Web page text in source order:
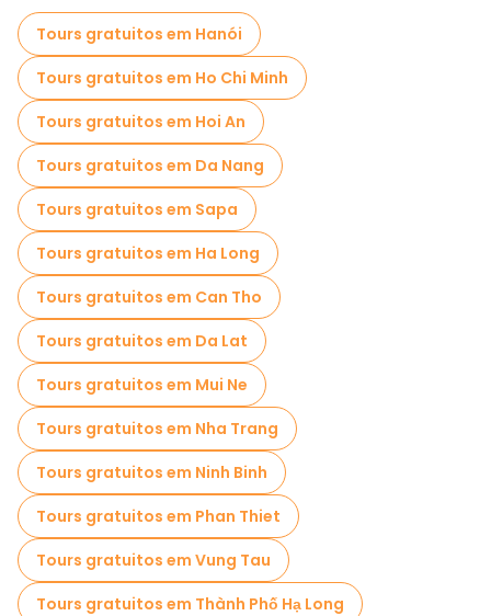
Visita guiada gratuita à cidade velha Matiz
Visitas de degustação locais em Matiz
Passeios gratuitos de um dia em Matiz
Passeios a pé noturnos gratuitos em Matiz
Passeios gastronômicos em Matiz
Passeios gratuitos perto The To Temple
Passeios gratuitos perto Imperial City
Passeios gratuitos perto Meridian Gate
Tours gratuitos em Hanói
Tours gratuitos em Ho Chi Minh
Tours gratuitos em Hoi An
Tours gratuitos em Da Nang
Tours gratuitos em Sapa
Tours gratuitos em Ha Long
Tours gratuitos em Can Tho
Tours gratuitos em Da Lat
Tours gratuitos em Mui Ne
Tours gratuitos em Nha Trang
Tours gratuitos em Ninh Binh
Tours gratuitos em Phan Thiet
Tours gratuitos em Vung Tau
Tours gratuitos em Thành Phố Hạ Long